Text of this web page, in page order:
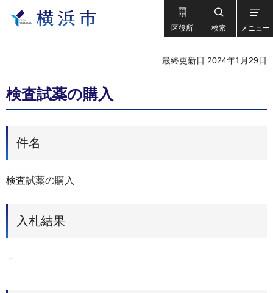
区役所 検索 メニュー
最終更新日 2024年1月29日
検査試薬の購入
件名
検査試薬の購入
入札結果
－